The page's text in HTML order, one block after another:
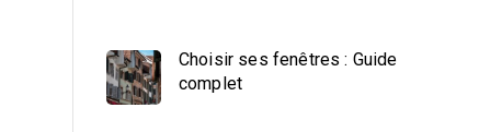
Choisir ses fenêtres : Guide
complet